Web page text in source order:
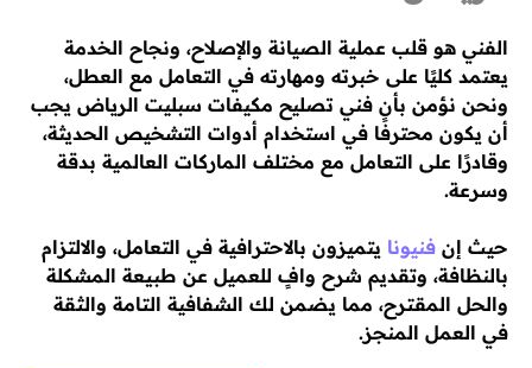
الفني هو قلب عملية الصيانة والإصلاح، ونجاح الخدمة
يعتمد كليًا على خبرته ومهارته في التعامل مع العطل،
ونحن نؤمن بأن فني تصليح مكيفات سبليت الرياض يجب
أن يكون محترفًا في استخدام أدوات التشخيص الحديثة،
وقادرًا على التعامل مع مختلف الماركات العالمية بدقة
وسرعة.
حيث إن فنيونا يتميزون بالاحترافية في التعامل، والالتزام
بالنظافة، وتقديم شرح وافٍ للعميل عن طبيعة المشكلة
والحل المقترح، مما يضمن لك الشفافية التامة والثقة
في العمل المنجز.